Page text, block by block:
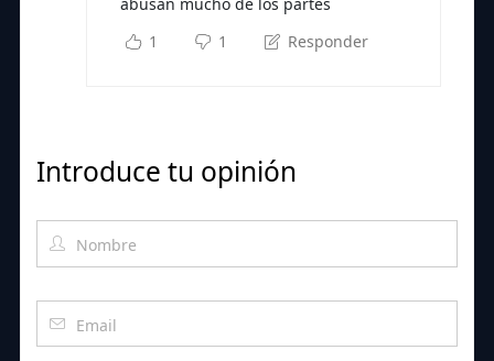
1
1 Responder
Introduce tu opinión